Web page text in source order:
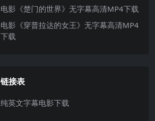
电影《楚门的世界》无字幕高清MP4下载
电影《穿普拉达的女王》无字幕高清MP4
下载
链接表
纯英文字幕电影下载